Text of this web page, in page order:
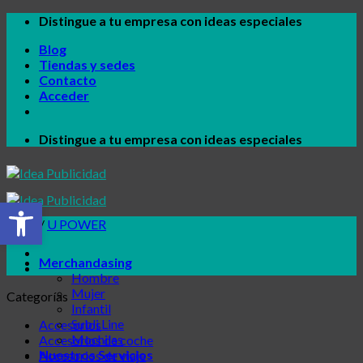
Skip
content
Distingue a tu empresa con ideas especiales
Blog
Tiendas y sedes
Contacto
Acceder
Distingue a tu empresa con ideas especiales
Merchandasing
Hombre
Mujer
Infantil
Subli Line
Mochilas
Nuestros Servicios
Inicio / U POWER
Categorías
Accesorios
Accesorios de coche
Accesorios de viaje
Abrir barra de herramientas